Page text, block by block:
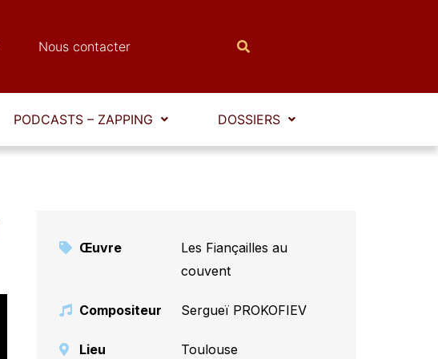
Nous contacter
PODCASTS – ZAPPING DOSSIERS
Œuvre
Les Fiançailles au
couvent
Compositeur Sergueï PROKOFIEV
Lieu Toulouse